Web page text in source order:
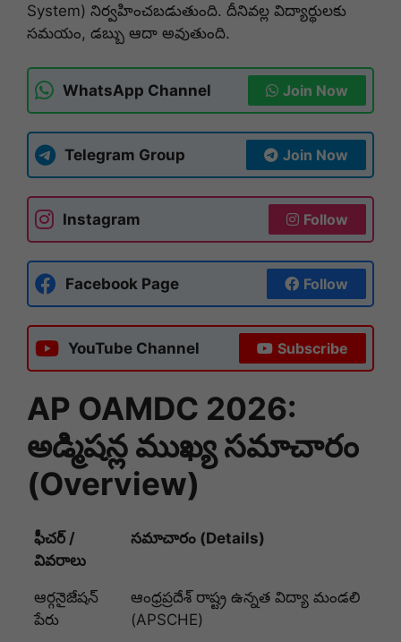
System) నిర్వహించబడుతుంది. దీనివల్ల విద్యార్థులకు
సమయం, డబ్బు ఆదా అవుతుంది.
WhatsApp Channel Join Now
Telegram Group Join Now
Instagram Follow
Facebook Page Follow
YouTube Channel Subscribe
AP OAMDC 2026:
అడ్మిషన్ల ముఖ్య సమాచారం
(Overview)
ఫీచర్ /
వివరాలు
సమాచారం (Details)
ఆర్గనైజేషన్
పేరు
ఆంధ్రప్రదేశ్ రాష్ట్ర ఉన్నత విద్యా మండలి
(APSCHE)